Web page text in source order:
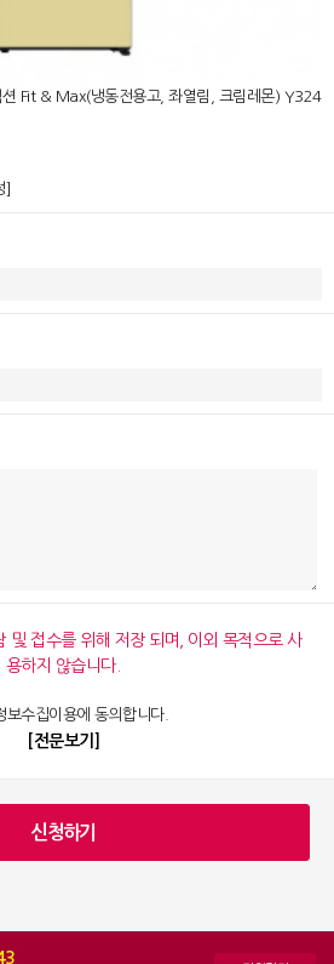
션 Fit & Max(냉동전용고, 좌열림, 크림레몬) Y324
]
및 접수를 위해 저장 되며, 이외 목적으로 사
용하지 않습니다.
보수집이용에 동의합니다.
[전문보기]